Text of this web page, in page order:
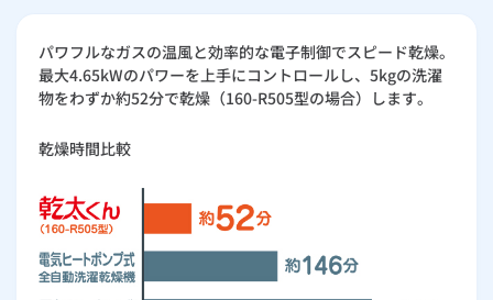
インターネットのお申込み
ガスオーブン
レンジフード
ガス温水浴室暖房乾燥機
乾太くん
ガスファンヒーター
ガス温水床暖房「ヌック」
ガスコード
ガス栓の増設 プラスライン
発電・省エネ
エネファーム
蓄電池
スマイルーフ
警報器・消火器
消火器
取扱説明書を探す
お近くのガスのお店
らく得保証
ほっ得定額
みるぴこ
FitDish
めちゃとクーポン
プリゼロ
関西おでかけ納税
お引越しの手続き
パワフルなガスの温風と効率的な電子制御でスピード乾燥。
最大4.65kWのパワーを上手にコントロールし、5kgの洗濯
物をわずか約52分で乾燥（160-R505型の場合）します。
乾燥時間比較